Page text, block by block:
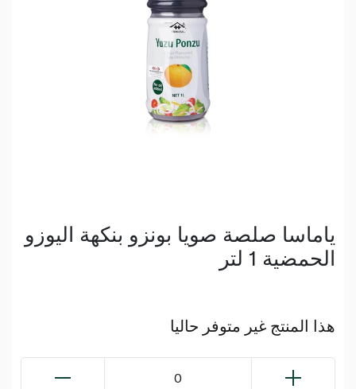
ياماسا صلصة صويا بونزو بنكهة اليوزو
الحمضية 1 لتر
هذا المنتج غير متوفر حاليا
0